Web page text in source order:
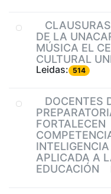
DE LA
MÚSICA EL
CULTURAL
Leidas: 514
DOCENTES
FORTALECEN
APLICADA A
EDUCACIÓN